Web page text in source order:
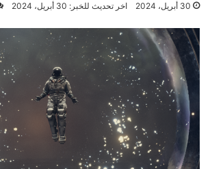
30 أبريل، 2024 اخر تحديث للخبر: 30 أبريل، 2024